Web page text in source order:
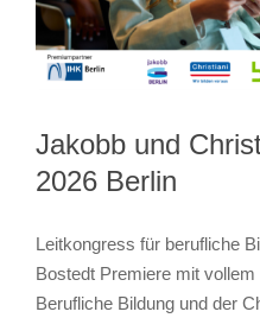
Jakobb und
2026 Berlin
Leitkongress für berufliche
Bostedt Premiere mit
Berufliche Bildung und der